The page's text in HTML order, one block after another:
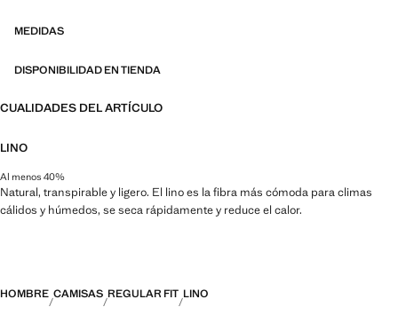
MEDIDAS
DISPONIBILIDAD EN TIENDA
CUALIDADES DEL ARTÍCULO
LINO
Al menos 40%
Natural, transpirable y ligero. El lino es la fibra más cómoda para climas
cálidos y húmedos, se seca rápidamente y reduce el calor.
HOMBRE CAMISAS REGULAR FIT LINO